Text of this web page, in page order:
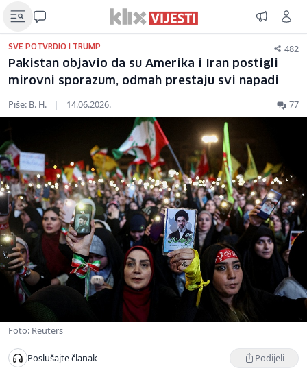
SVE POTVRDIO I TRUMP 482
Pakistan objavio da su Amerika i Iran postigli
mirovni sporazum, odmah prestaju svi napadi
Piše: B. H. | 14.06.2026. 77
Foto: Reuters
Poslušajte članak Podijeli